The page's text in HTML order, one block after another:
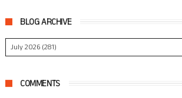
BLOG ARCHIVE
COMMENTS